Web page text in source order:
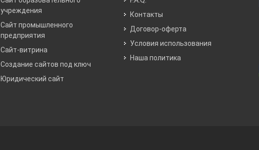
учреждения
Сайт промышленного
предприятия
Сайт-витрина
Создание сайтов под ключ
Юридический сайт
Контакты
Договор-оферта
Условия использования
Наша политика